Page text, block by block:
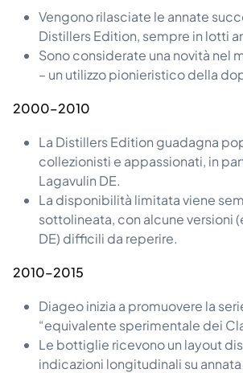
Vengono rilasciate le annate
Distillers Edition, sempre in lotti
Sono considerate una novità nel
– un utilizzo pionieristico della
2000–2010
La Distillers Edition guadagna
collezionisti e appassionati, in
Lagavulin DE.
La disponibilità limitata viene
sottolineata, con alcune versioni
DE) difficili da reperire.
2010–2015
Diageo inizia a promuovere la
“equivalente sperimentale dei
Le bottiglie ricevono un layout
indicazioni longitudinali su